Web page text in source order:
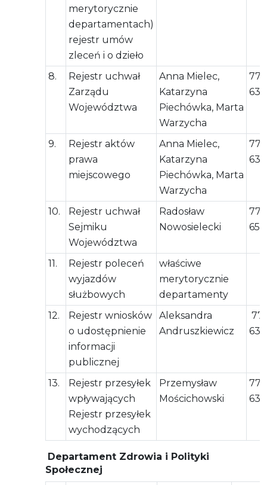
merytorycznie
departamentach)
rejestr umów
zleceń i o dzieło
8.
Rejestr uchwał
Zarządu
Województwa
Anna Mielec,
Katarzyna
Piechówka, Marta
Warzycha
77
63
9.
Rejestr aktów
prawa
miejscowego
Anna Mielec,
Katarzyna
Piechówka, Marta
Warzycha
77
63
10.
Rejestr uchwał
Sejmiku
Województwa
Radosław
Nowosielecki
77
65
11.
Rejestr poleceń
wyjazdów
służbowych
właściwe
merytorycznie
departamenty
12.
Rejestr wniosków
o udostępnienie
informacji
publicznej
Aleksandra
Andruszkiewicz
77
63
13.
Rejestr przesyłek
wpływających
Rejestr przesyłek
wychodzących
Przemysław
Mościchowski
77
63
Departament Zdrowia i Polityki
Społecznej